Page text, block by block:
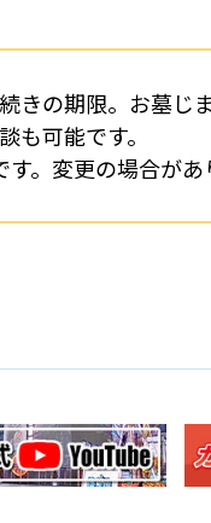
きの期限。お墓じ
も可能です。
。変更の場合があ